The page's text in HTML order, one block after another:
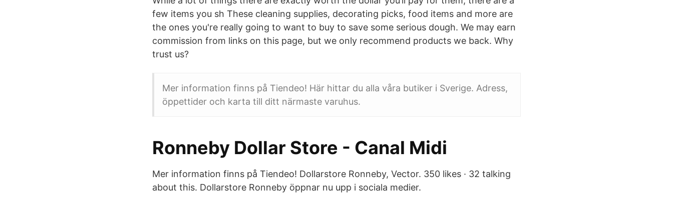
few items you sh These cleaning supplies, decorating picks, food items and more are
the ones you're really going to want to buy to save some serious dough. We may earn
commission from links on this page, but we only recommend products we back. Why
trust us?
Mer information finns på Tiendeo! Här hittar du alla våra butiker i Sverige. Adress,
öppettider och karta till ditt närmaste varuhus.
Ronneby Dollar Store - Canal Midi
Mer information finns på Tiendeo! Dollarstore Ronneby, Vector. 350 likes · 32 talking
about this. Dollarstore Ronneby öppnar nu upp i sociala medier.